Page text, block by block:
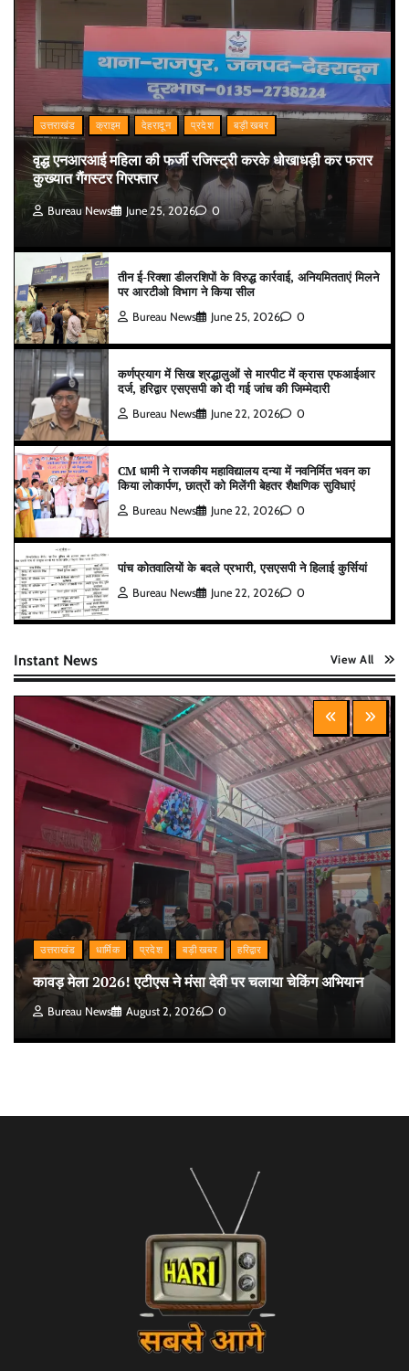
उत्तराखंड क्राइम देहरादून प्रदेश बड़ी खबर
वृद्ध एनआरआई महिला की फर्जी रजिस्ट्री करके धोखाधड़ी कर फरार
कुख्यात गैंगस्टर गिरफ्तार
Bureau News June 25, 2026 0
तीन ई-रिक्शा डीलरशिपों के विरुद्ध कार्रवाई, अनियमितताएं मिलने
पर आरटीओ विभाग ने किया सील
Bureau News June 25, 2026 0
कर्णप्रयाग में सिख श्रद्धालुओं से मारपीट में क्रास एफआईआर
दर्ज, हरिद्वार एसएसपी को दी गई जांच की जिम्मेदारी
Bureau News June 22, 2026 0
CM धामी ने राजकीय महाविद्यालय दन्या में नवनिर्मित भवन का
किया लोकार्पण, छात्रों को मिलेंगी बेहतर शैक्षणिक सुविधाएं
Bureau News June 22, 2026 0
पांच कोतवालियों के बदले प्रभारी, एसएसपी ने हिलाई कुर्सियां
Bureau News June 22, 2026 0
Instant News View All
उत्तराखंड धार्मिक प्रदेश बड़ी खबर हरिद्वार
कावड़ मेला 2026! एटीएस ने मंसा देवी पर चलाया चेकिंग अभियान
Bureau News August 2, 2026 0